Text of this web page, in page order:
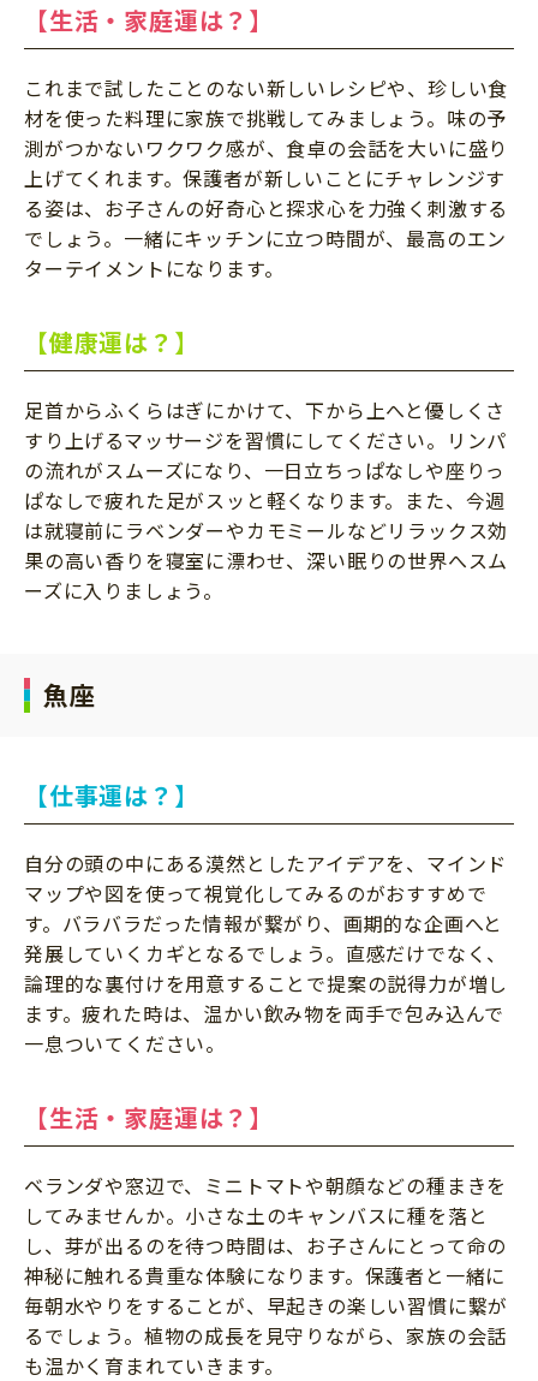
【生活・家庭運は？】
これまで試したことのない新しいレシピや、珍しい食
材を使った料理に家族で挑戦してみましょう。味の予
測がつかないワクワク感が、食卓の会話を大いに盛り
上げてくれます。保護者が新しいことにチャレンジす
る姿は、お子さんの好奇心と探求心を力強く刺激する
でしょう。一緒にキッチンに立つ時間が、最高のエン
ターテイメントになります。
【健康運は？】
足首からふくらはぎにかけて、下から上へと優しくさ
すり上げるマッサージを習慣にしてください。リンパ
の流れがスムーズになり、一日立ちっぱなしや座りっ
ぱなしで疲れた足がスッと軽くなります。また、今週
は就寝前にラベンダーやカモミールなどリラックス効
果の高い香りを寝室に漂わせ、深い眠りの世界へスム
ーズに入りましょう。
魚座
【仕事運は？】
自分の頭の中にある漠然としたアイデアを、マインド
マップや図を使って視覚化してみるのがおすすめで
す。バラバラだった情報が繋がり、画期的な企画へと
発展していくカギとなるでしょう。直感だけでなく、
論理的な裏付けを用意することで提案の説得力が増し
ます。疲れた時は、温かい飲み物を両手で包み込んで
一息ついてください。
【生活・家庭運は？】
ベランダや窓辺で、ミニトマトや朝顔などの種まきを
してみませんか。小さな土のキャンバスに種を落と
し、芽が出るのを待つ時間は、お子さんにとって命の
神秘に触れる貴重な体験になります。保護者と一緒に
毎朝水やりをすることが、早起きの楽しい習慣に繋が
るでしょう。植物の成長を見守りながら、家族の会話
も温かく育まれていきます。